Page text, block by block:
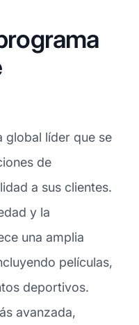
global líder que se
de
a sus clientes.
y la
una amplia
películas,
deportivos.
avanzada,